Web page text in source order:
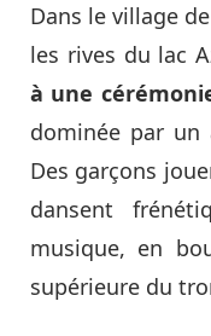
Dans le village
les rives du lac
à une
dominée par un
Des garçons
dansent
musique, en
supérieure du